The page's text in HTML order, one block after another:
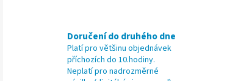
Doručení do druhého dne
Platí pro většinu objednávek
příchozích do 10.hodiny.
Neplatí pro nadrozměrné